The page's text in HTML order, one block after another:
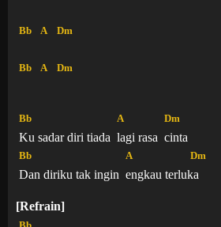
Bb A Dm
Bb A Dm
Bb
Ku sadar diri tiada
A
lagi rasa
Dm
cinta
Bb
Dan diriku tak ingin
A
engkau terlu
Dm
ka
[Refrain]